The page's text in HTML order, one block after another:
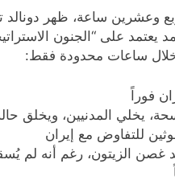
ساعة، ظهر دونالد
يعتمد على “الجنون
خلال ساعات محدودة فقط:
فوراً
يخلي المدنيين، ويخلق
للتفاوض مع إيران
غصن الزيتون، رغم أنه لم